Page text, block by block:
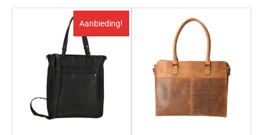
Aanbieding!